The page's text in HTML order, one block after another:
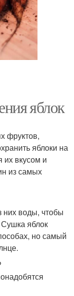
яблок
фруктов,
яблоки на
вкусом и
из самых
них воды, чтобы
яблок
но самый